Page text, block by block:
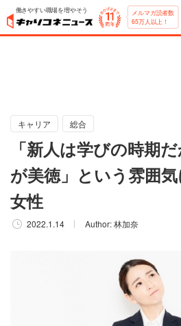
働きやすい職場を増やそう メルマガ読者数
65万人以上！
キャリア 総合
「新人は学びの時期
が美徳」という雰囲
女性
2022.1.14 Author:林加奈